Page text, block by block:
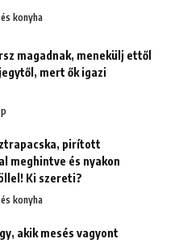
konyha
magadnak, menekülj ettől
mert ők igazi
pirított
meghintve és nyakon
Ki szereti?
konyha
akik mesés vagyont